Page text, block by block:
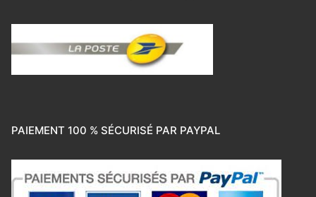
PAIEMENT 100 % SÉCURISÉ PAR PAYPAL